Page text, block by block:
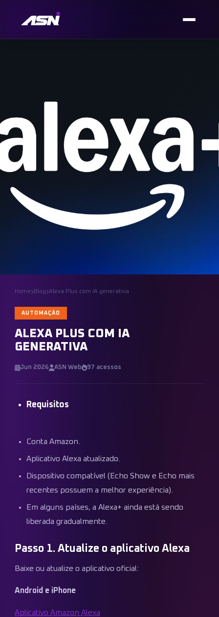
Home Blog Alexa Plus com IA generativa
AUTOMAÇÃO
ALEXA PLUS COM IA
GENERATIVA
Jun 2026 ASN Web 97 acessos
Requisitos
Conta Amazon.
Aplicativo Alexa atualizado.
Dispositivo compatível (Echo Show e Echo mais
recentes possuem a melhor experiência).
Em alguns países, a Alexa+ ainda está sendo
liberada gradualmente.
Passo 1. Atualize o aplicativo Alexa
Baixe ou atualize o aplicativo oficial:
Android e iPhone
Aplicativo Amazon Alexa